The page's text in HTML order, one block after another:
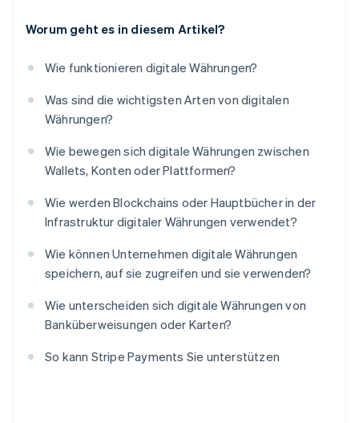
Worum geht es in diesem Artikel?
Wie funktionieren digitale Währungen?
Was sind die wichtigsten Arten von digitalen
Währungen?
Wie bewegen sich digitale Währungen zwischen
Wallets, Konten oder Plattformen?
Wie werden Blockchains oder Hauptbücher in der
Infrastruktur digitaler Währungen verwendet?
Wie können Unternehmen digitale Währungen
speichern, auf sie zugreifen und sie verwenden?
Wie unterscheiden sich digitale Währungen von
Banküberweisungen oder Karten?
So kann Stripe Payments Sie unterstützen